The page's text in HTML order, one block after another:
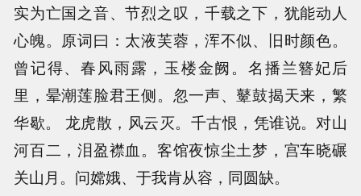
实为亡国之音、节烈之叹，千载之下，犹能动人
心魄。原词曰：太液芙蓉，浑不似、旧时颜色。
曾记得、春风雨露，玉楼金阙。名播兰簪妃后
里，晕潮莲脸君王侧。忽一声、鼙鼓揭天来，繁
华歇。 龙虎散，风云灭。千古恨，凭谁说。对山
河百二，泪盈襟血。客馆夜惊尘土梦，宫车晓碾
关山月。问嫦娥、于我肯从容，同圆缺。